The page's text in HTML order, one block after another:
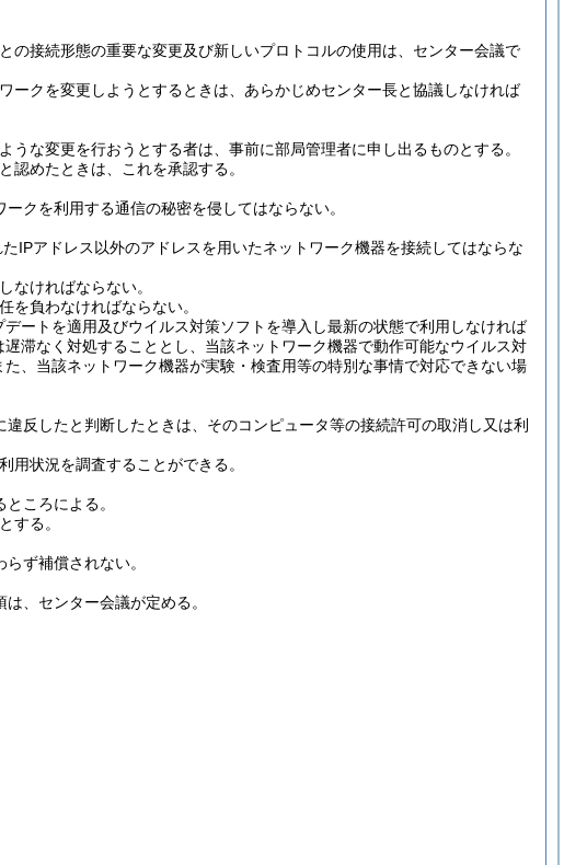
接続形態の重要な変更及び新しいプロトコルの使用は、センター会議で
クを変更しようとするときは、あらかじめセンター長と協議しなければ
な変更を行おうとする者は、事前に部局管理者に申し出るものとする。
認めたときは、これを承認する。
クを利用する通信の秘密を侵してはならない。
IPアドレス以外のアドレスを用いたネットワーク機器を接続してはならな
なければならない。
を負わなければならない。
ートを適用及びウイルス対策ソフトを導入し最新の状態で利用しなければ
滞なく対処することとし、当該ネットワーク機器で動作可能なウイルス対
た、当該ネットワーク機器が実験・検査用等の特別な事情で対応できない場
反したと判断したときは、そのコンピュータ等の接続許可の取消し又は利
用状況を調査することができる。
ころによる。
する。
ず補償されない。
、センター会議が定める。